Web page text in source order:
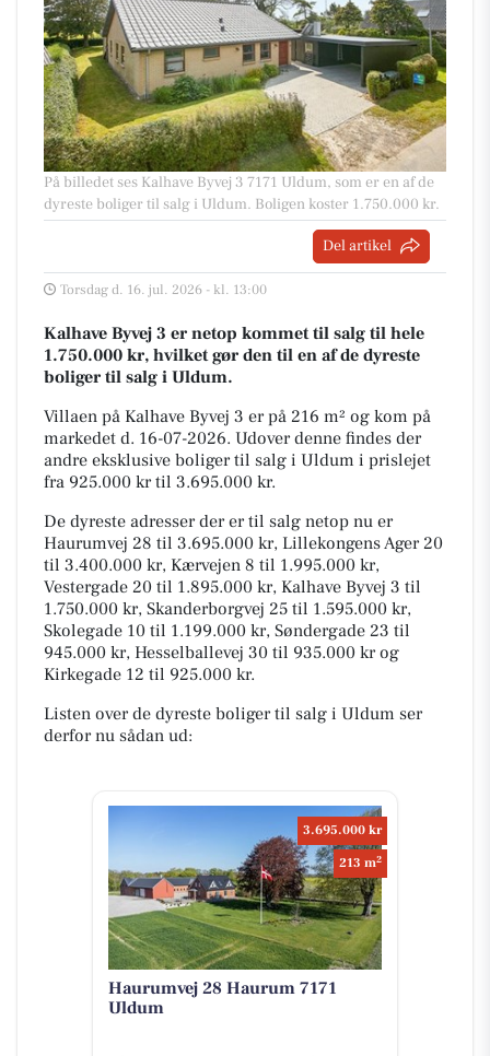
På billedet ses Kalhave Byvej 3 7171 Uldum, som er en af de
dyreste boliger til salg i Uldum. Boligen koster 1.750.000 kr.
Del artikel
Torsdag d. 16. jul. 2026 - kl. 13:00
Kalhave Byvej 3 er netop kommet til salg til hele
1.750.000 kr, hvilket gør den til en af de dyreste
boliger til salg i Uldum.
Villaen på Kalhave Byvej 3 er på 216 m² og kom på
markedet d. 16-07-2026. Udover denne findes der
andre eksklusive boliger til salg i Uldum i prislejet
fra 925.000 kr til 3.695.000 kr.
De dyreste adresser der er til salg netop nu er
Haurumvej 28 til 3.695.000 kr, Lillekongens Ager 20
til 3.400.000 kr, Kærvejen 8 til 1.995.000 kr,
Vestergade 20 til 1.895.000 kr, Kalhave Byvej 3 til
1.750.000 kr, Skanderborgvej 25 til 1.595.000 kr,
Skolegade 10 til 1.199.000 kr, Søndergade 23 til
945.000 kr, Hesselballevej 30 til 935.000 kr og
Kirkegade 12 til 925.000 kr.
Listen over de dyreste boliger til salg i Uldum ser
derfor nu sådan ud:
3.695.000 kr
213 m2
Haurumvej 28 Haurum 7171
Uldum